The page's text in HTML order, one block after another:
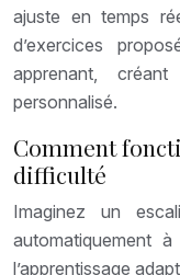
ajuste en temps
d’exercices
apprenant,
personnalisé.
Comment
difficulté
Imaginez un
automatiquement
l’apprentissage